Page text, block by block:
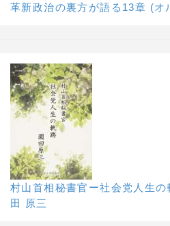
革新政治の裏方が語る13章 (オ
村山首相秘書官ー社会党人生
田 原三